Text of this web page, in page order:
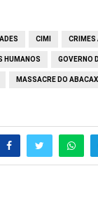
CIMI CRIMES
HUMANOS GOVERNO
MASSACRE DO ABACAXI